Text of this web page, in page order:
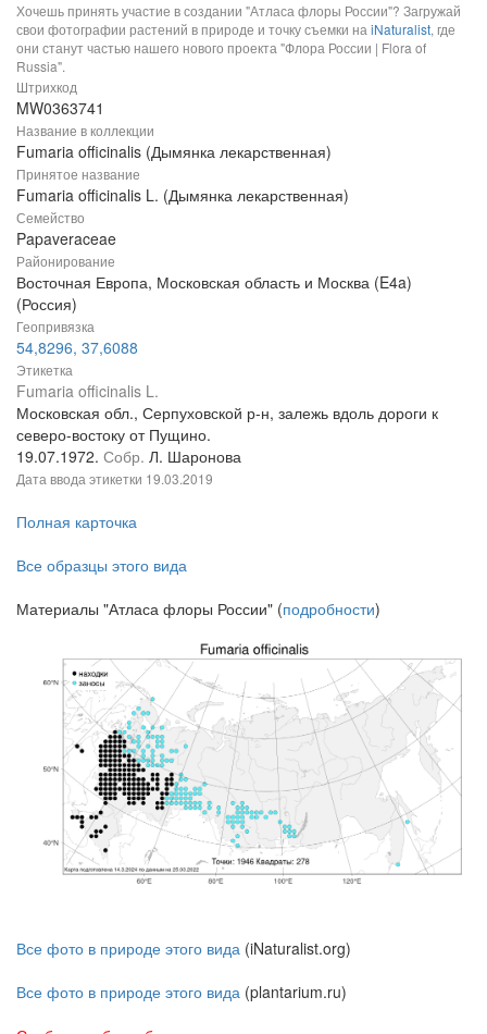
Хочешь принять участие в создании "Атласа флоры России"? Загружай
свои фотографии растений в природе и точку съемки на iNaturalist, где
они станут частью нашего нового проекта "Флора России | Flora of
Russia".
Штрихкод
MW0363741
Название в коллекции
Fumaria officinalis (Дымянка лекарственная)
Принятое название
Fumaria officinalis L. (Дымянка лекарственная)
Семейство
Papaveraceae
Районирование
Восточная Европа, Московская область и Москва (E4a)
(Россия)
Геопривязка
54,8296, 37,6088
Этикетка
Fumaria officinalis L.
Московская обл., Серпуховской р-н, залежь вдоль дороги к
северо-востоку от Пущино.
19.07.1972. Собр. Л. Шаронова
Дата ввода этикетки 19.03.2019
Полная карточка
Все образцы этого вида
Материалы "Атласа флоры России" (подробности)
Все фото в природе этого вида (iNaturalist.org)
Все фото в природе этого вида (plantarium.ru)